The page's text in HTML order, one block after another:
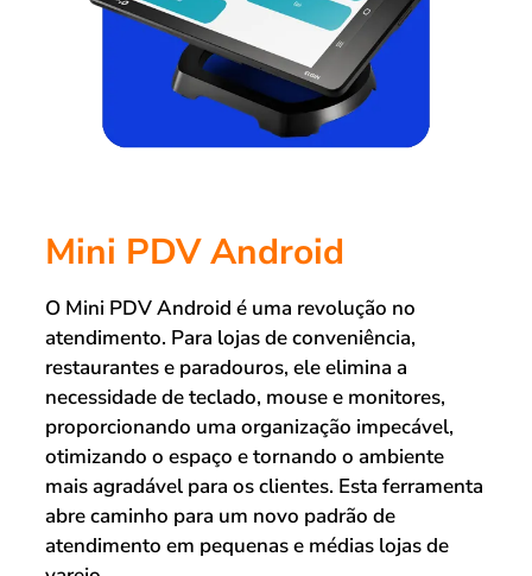
Mini PDV Android
O Mini PDV Android é uma revolução no
atendimento. Para lojas de conveniência,
restaurantes e paradouros, ele elimina a
necessidade de teclado, mouse e monitores,
proporcionando uma organização impecável,
otimizando o espaço e tornando o ambiente
mais agradável para os clientes. Esta ferramenta
abre caminho para um novo padrão de
atendimento em pequenas e médias lojas de